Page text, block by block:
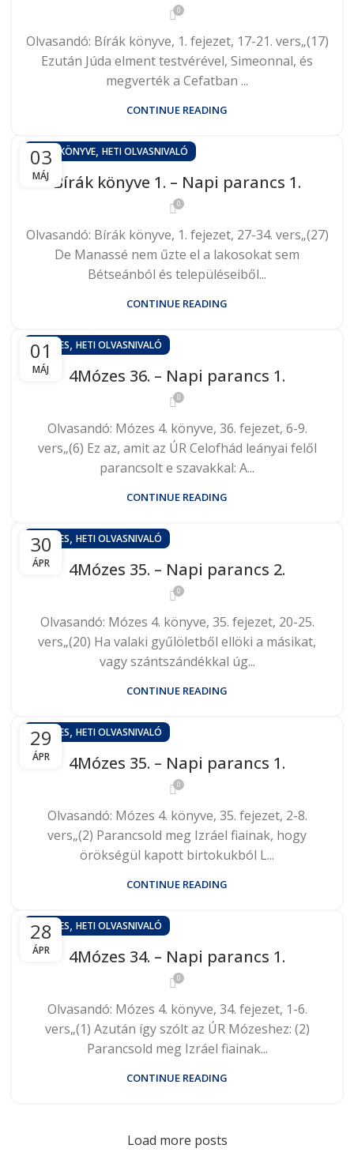
0
Olvasandó: Bírák könyve, 1. fejezet, 17-21. vers„(17)
Ezután Júda elment testvérével, Simeonnal, és
megverték a Cefatban ...
CONTINUE READING
03
MÁJ
BÍRÁK KÖNYVE, HETI OLVASNIVALÓ
Bírák könyve 1. – Napi parancs 1.
0
Olvasandó: Bírák könyve, 1. fejezet, 27-34. vers„(27)
De Manassé nem űzte el a lakosokat sem
Bétseánból és településeiből...
CONTINUE READING
01
MÁJ
4MÓZES, HETI OLVASNIVALÓ
4Mózes 36. – Napi parancs 1.
0
Olvasandó: Mózes 4. könyve, 36. fejezet, 6-9.
vers„(6) Ez az, amit az ÚR Celofhád leányai felől
parancsolt e szavakkal: A...
CONTINUE READING
30
ÁPR
4MÓZES, HETI OLVASNIVALÓ
4Mózes 35. – Napi parancs 2.
0
Olvasandó: Mózes 4. könyve, 35. fejezet, 20-25.
vers„(20) Ha valaki gyűlöletből ellöki a másikat,
vagy szántszándékkal úg...
CONTINUE READING
29
ÁPR
4MÓZES, HETI OLVASNIVALÓ
4Mózes 35. – Napi parancs 1.
0
Olvasandó: Mózes 4. könyve, 35. fejezet, 2-8.
vers„(2) Parancsold meg Izráel fiainak, hogy
örökségül kapott birtokukból L...
CONTINUE READING
28
ÁPR
4MÓZES, HETI OLVASNIVALÓ
4Mózes 34. – Napi parancs 1.
0
Olvasandó: Mózes 4. könyve, 34. fejezet, 1-6.
vers„(1) Azután így szólt az ÚR Mózeshez: (2)
Parancsold meg Izráel fiainak...
CONTINUE READING
Load more posts